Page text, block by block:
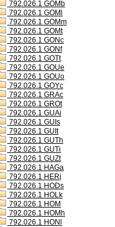
792.026.1 GOMb
792.026.1 GOMl
792.026.1 GOMm
792.026.1 GOMt
792.026.1 GONc
792.026.1 GONf
792.026.1 GOTt
792.026.1 GOUe
792.026.1 GOUo
792.026.1 GOYc
792.026.1 GRAc
792.026.1 GROt
792.026.1 GUAi
792.026.1 GUIs
792.026.1 GUIt
792.026.1 GUTh
792.026.1 GUTi
792.026.1 GUZt
792.026.1 HAGa
792.026.1 HERj
792.026.1 HODs
792.026.1 HOLk
792.026.1 HOM
792.026.1 HOMh
792.026.1 HONl